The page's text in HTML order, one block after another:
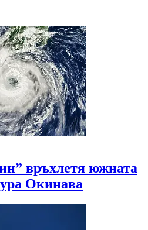
връхлетя южната
Окинава